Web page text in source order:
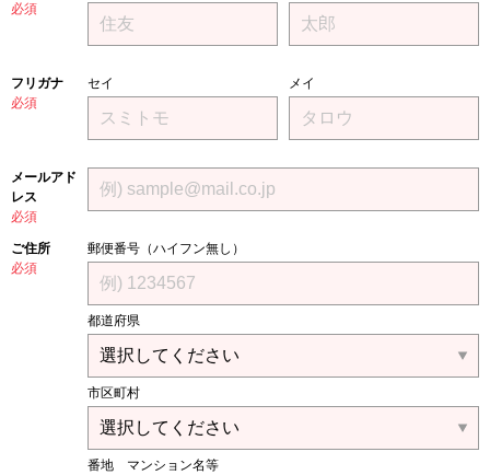
必須
フリガナ
必須
セイ メイ
メールアド
レス
必須
ご住所
必須
郵便番号（ハイフン無し）
都道府県
市区町村
番地 マンション名等